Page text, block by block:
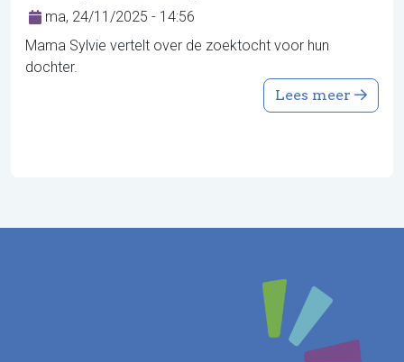
ma, 24/11/2025 - 14:56
Mama Sylvie vertelt over de zoektocht voor hun
dochter.
Lees meer